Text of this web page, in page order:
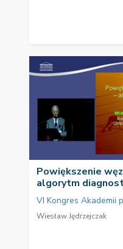
Powiększenie
algorytm
VI Kongres Akademii
Wiesław Jędrzejczak